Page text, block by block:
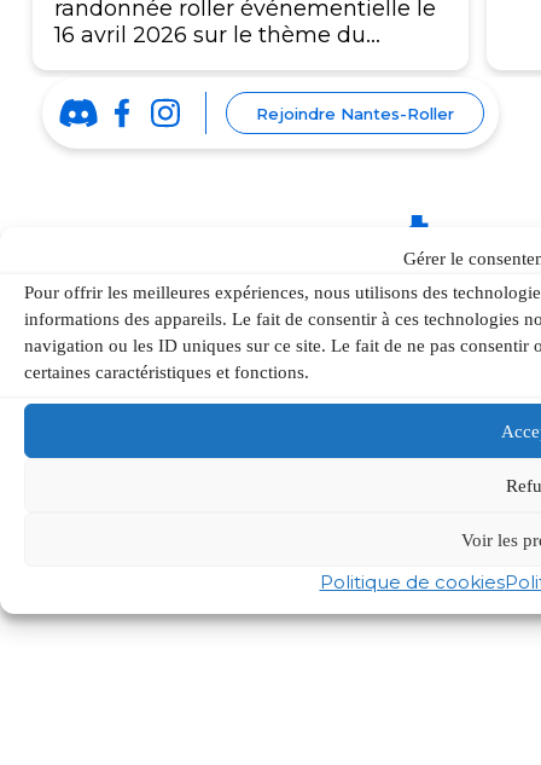
Gérer le
Pour offrir les meilleures expériences, nous utilisons des
informations des appareils. Le fait de consentir à ces technologies
navigation ou les ID uniques sur ce site. Le fait de ne pas
certaines caractéristiques et fonctions.
Voir les
Politique de cookies
randonnée roller événementielle le
16 avril 2026 sur le thème du…
Rejoindre Nantes-Roller
Copyright 2026 - Nantes roller
Contact
Politique de confidentialité
Mentions légales